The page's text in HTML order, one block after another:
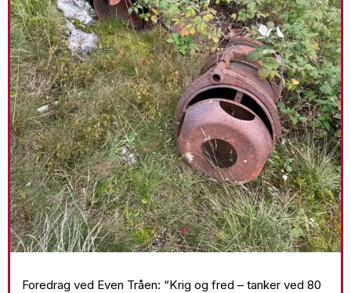
Foredrag ved Even Tråen: “Krig og fred – tanker ved 80